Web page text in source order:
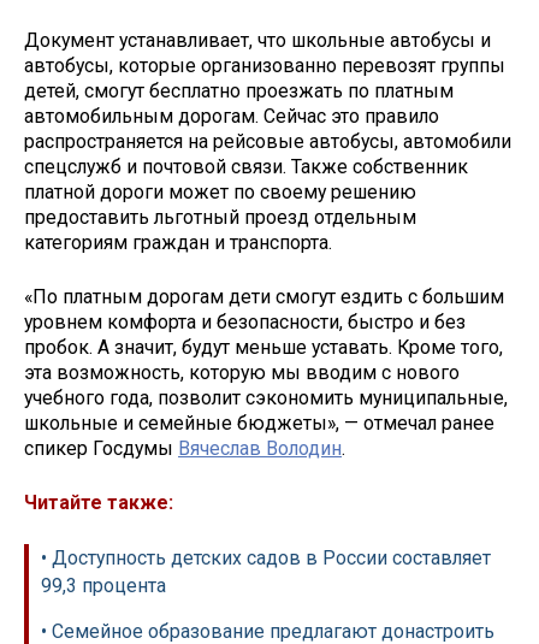
Документ устанавливает, что школьные автобусы и
автобусы, которые организованно перевозят группы
детей, смогут бесплатно проезжать по платным
автомобильным дорогам. Сейчас это правило
распространяется на рейсовые автобусы, автомобили
спецслужб и почтовой связи. Также собственник
платной дороги может по своему решению
предоставить льготный проезд отдельным
категориям граждан и транспорта.
«По платным дорогам дети смогут ездить с большим
уровнем комфорта и безопасности, быстро и без
пробок. А значит, будут меньше уставать. Кроме того,
эта возможность, которую мы вводим с нового
учебного года, позволит сэкономить муниципальные,
школьные и семейные бюджеты», — отмечал ранее
спикер Госдумы Вячеслав Володин.
Читайте также:
• Доступность детских садов в России составляет
99,3 процента
• Семейное образование предлагают донастроить